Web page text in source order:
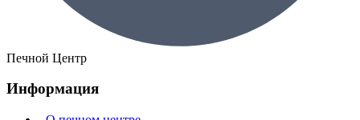
Печной Центр
Информация